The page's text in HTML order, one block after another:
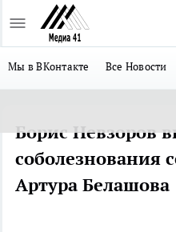
Мы в ВКонтакте Все Новости
Борис Невзоров
соболезнования
Артура Белашова